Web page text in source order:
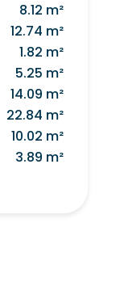
8.12 m²
12.74 m²
1.82 m²
5.25 m²
14.09 m²
22.84 m²
10.02 m²
3.89 m²